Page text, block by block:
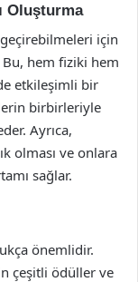
Oluşturma
için
Bu, hem fiziki hem
etkileşimli bir
birbirleriyle
Ayrıca,
olması ve onlara
sağlar.
önemlidir.
çeşitli ödüller ve